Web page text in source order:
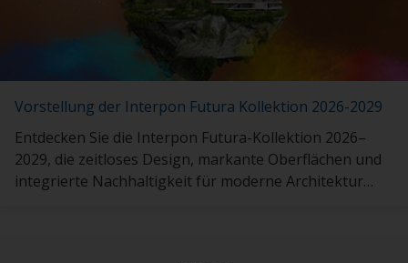
Vorstellung der Interpon Futura Kollektion 2026-2029
Entdecken Sie die Interpon Futura-Kollektion 2026–
2029, die zeitloses Design, markante Oberflächen und
integrierte Nachhaltigkeit für moderne Architektur